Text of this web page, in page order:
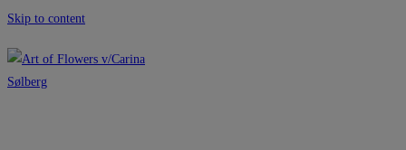
Skip to content